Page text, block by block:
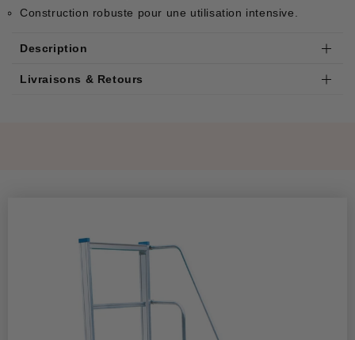
Construction robuste pour une utilisation intensive.
Description
Livraisons & Retours